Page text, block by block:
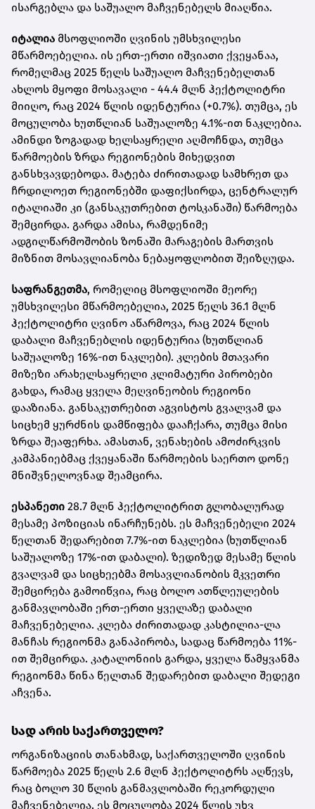
ისარგებლა და საშუალო მაჩვენებელს მიაღწია.
იტალია მსოფლიოში ღვინის უმსხვილესი
მწარმოებელია. ის ერთ-ერთი იშვიათი ქვეყანაა,
რომელმაც 2025 წელს საშუალო მაჩვენებელთან
ახლოს მყოფი მოსავალი - 44.4 მლნ ჰექტოლიტრი
მიიღო, რაც 2024 წლის იდენტურია (+0.7%). თუმცა, ეს
მოცულობა ხუთწლიან საშუალოზე 4.1%-ით ნაკლებია.
ამინდი ზოგადად ხელსაყრელი აღმოჩნდა, თუმცა
წარმოების ზრდა რეგიონების მიხედვით
განსხვავდებოდა. მატება ძირითადად სამხრეთ და
ჩრდილოეთ რეგიონებში დაფიქსირდა, ცენტრალურ
იტალიაში კი (განსაკუთრებით ტოსკანაში) წარმოება
შემცირდა. გარდა ამისა, რამდენიმე
ადგილწარმოშობის ზონაში მარაგების მართვის
მიზნით მოსავლიანობა ნებაყოფლობით შეიზღუდა.
საფრანგეთმა, რომელიც მსოფლიოში მეორე
უმსხვილესი მწარმოებელია, 2025 წელს 36.1 მლნ
ჰექტოლიტრი ღვინო აწარმოვა, რაც 2024 წლის
დაბალი მაჩვენებლის იდენტურია (ხუთწლიან
საშუალოზე 16%-ით ნაკლები). კლების მთავარი
მიზეზი არახელსაყრელი კლიმატური პირობები
გახდა, რამაც ყველა მეღვინეობის რეგიონი
დააზიანა. განსაკუთრებით აგვისტოს გვალვამ და
სიცხემ ყურძნის დამწიფება დააჩქარა, თუმცა მისი
ზრდა შეაფერხა. ამასთან, ვენახების ამოძირკვის
კამპანიებმაც ქვეყანაში წარმოების საერთო დონე
მნიშვნელოვნად შეამცირა.
ესპანეთი 28.7 მლნ ჰექტოლიტრით გლობალურად
მესამე პოზიციას ინარჩუნებს. ეს მაჩვენებელი 2024
წელთან შედარებით 7.7%-ით ნაკლებია (ხუთწლიან
საშუალოზე 17%-ით დაბალი). ზედიზედ მესამე წლის
გვალვამ და სიცხეებმა მოსავლიანობის მკვეთრი
შემცირება გამოიწვია, რაც ბოლო ათწლეულების
განმავლობაში ერთ-ერთი ყველაზე დაბალი
მაჩვენებელია. კლება ძირითადად კასტილია-ლა
მანჩას რეგიონმა განაპირობა, სადაც წარმოება 11%-
ით შემცირდა. კატალონიის გარდა, ყველა წამყვანმა
რეგიონმა წინა წელთან შედარებით დაბალი შედეგი
აჩვენა.
სად არის საქართველო?
ორგანიზაციის თანახმად, საქართველოში ღვინის
წარმოება 2025 წელს 2.6 მლნ ჰექტოლიტრს აღწევს,
რაც ბოლო 30 წლის განმავლობაში რეკორდული
მაჩვენებელია. ეს მოცულობა 2024 წლის უხვ